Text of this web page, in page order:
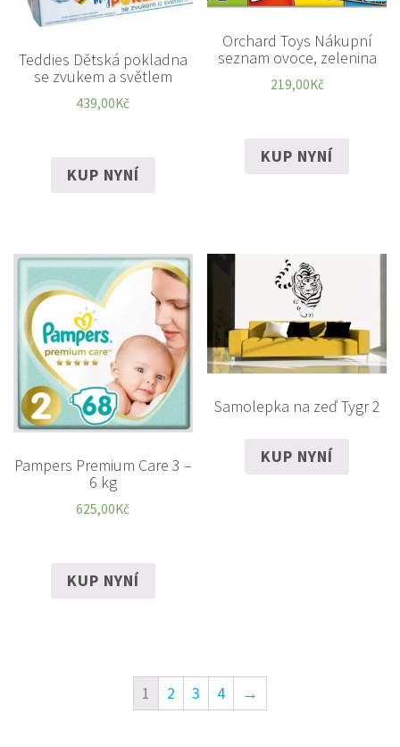
Teddies Dětská pokladna
se zvukem a světlem
439,00Kč
KUP NYNÍ
Orchard Toys Nákupní
seznam ovoce, zelenina
219,00Kč
KUP NYNÍ
Pampers Premium Care 3 –
6 kg
625,00Kč
KUP NYNÍ
Samolepka na zeď Tygr 2
KUP NYNÍ
1 2 3 4 →